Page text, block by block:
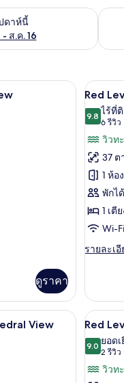
ดาห์นี้
- ส.ค. 16
กว่างในสุดสัปดาห์นี้ ส.ค.
ตรว
Sea and Cathedral View |
ดูราคา
เปิด
ภาพถ่าย
ทั้งหมด
ของ
Red
Level
Sea
and
3
Red
9.89.8 จาก
ไร้ที่ติ
6 รีวิว
(6
รีวิว)
วิวท
37 ต
1 ห้อ
พักไ
1 เตี
Wi-
รายละเ
ราย
เกี่ยว
กับ
Red
and
View
เปิด
ภาพถ่
ทั้งหมด
ของ
5
Red
9.09.0 จาก
ยอด
2 รีวิว
(2
รีวิว)
วิวท